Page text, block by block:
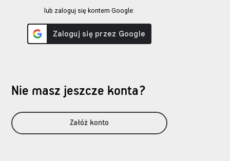
lub zaloguj się kontem Google:
Nie masz jeszcze konta?
Załóż konto